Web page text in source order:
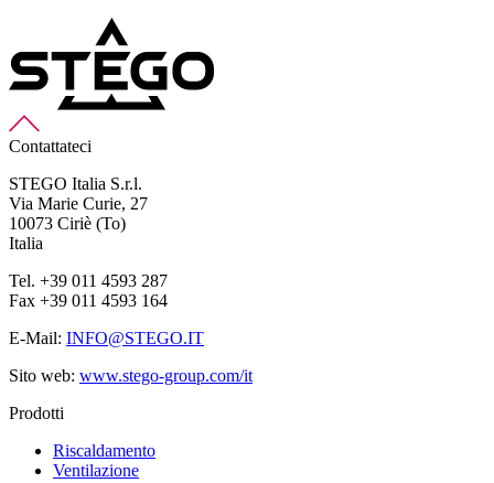
Contattateci
STEGO Italia S.r.l.
Via Marie Curie, 27
10073 Ciriè (To)
Italia
Tel. +39 011 4593 287
Fax +39 011 4593 164
E-Mail: INFO@STEGO.IT
Sito web: www.stego-group.com/it
Prodotti
Riscaldamento
Ventilazione